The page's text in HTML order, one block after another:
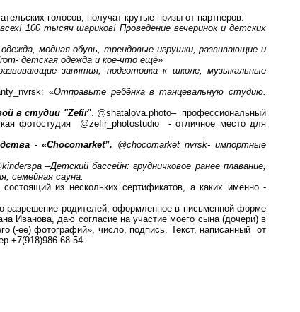
голосов, получат крутые призы от партнеров:
100 тысяч шариков! Проведение вечеринок и детских
модная обувь, трендовые игрушки, развивающие и
детская одежда и кое-что ещё»
занятия, подготовка к школе, музыкальные
: «Отправьте ребёнка в танцевальную студию.
в студии "Zefir". @shatalova.photo– профессиональный
фотостудия @zefir_photostudio- отличное место для
- «Chocomarket”. @chocomarket_nvrsk- импортные
–Детский бассейн: грудничковое ранее плавание,
семейная сауна.
из нескольких сертификатов, а каких именно -
разрешение родителей, оформленное в письменной форме
Иванова, даю согласие на участие моего сына (дочери) в
(-ее) фотографий», число, подпись. Текст, написанный от
+7(918)986-68-54.